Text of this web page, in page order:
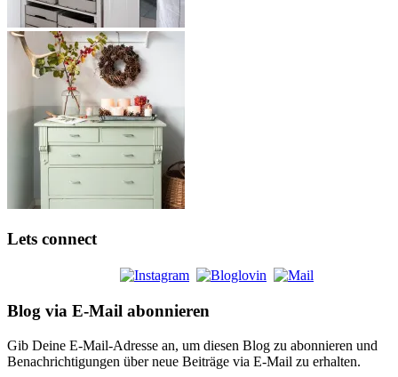
Lets connect
Blog via E-Mail abonnieren
Gib Deine E-Mail-Adresse an, um diesen Blog zu abonnieren und
Benachrichtigungen über neue Beiträge via E-Mail zu erhalten.